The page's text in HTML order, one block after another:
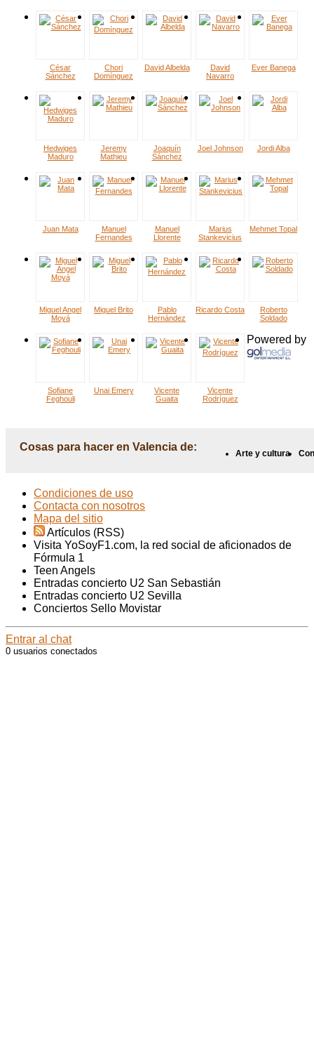
César
Sánchez
Chori
Domínguez
David Albelda
David
Navarro
Ever Banega
Hedwiges
Maduro
Jeremy
Mathieu
Joaquín
Sánchez
Joel Johnson Jordi Alba
Juan Mata
Manuel
Fernandes
Manuel
Llorente
Marius
Stankevicius
Mehmet Topal
Miguel Angel
Moyá
Miguel Brito
Pablo
Hernández
Ricardo Costa
Roberto
Soldado
Sofiane
Feghouli
Unai Emery
Vicente
Guaita
Vicente
Rodríguez
Cosas para hacer en Valencia de:
Arte y cultura
Powered by
Condiciones de uso
Contacta con nosotros
Mapa del sitio
Artículos (RSS)
Visita YoSoyF1.com, la red social de aficionados de
Fórmula 1
Teen Angels
Entradas concierto U2 San Sebastián
Entradas concierto U2 Sevilla
Conciertos Sello Movistar
Entrar al chat
0 usuarios conectados